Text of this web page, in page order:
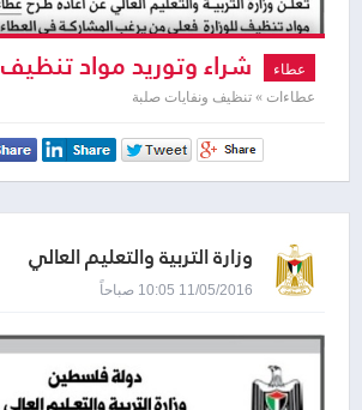
عطاء شراء وتوريد مواد تنظيف
عطاءات » تنظيف ونفايات صلبة
وزارة التربية والتعليم العالي
11/05/2016 10:05 صباحاً